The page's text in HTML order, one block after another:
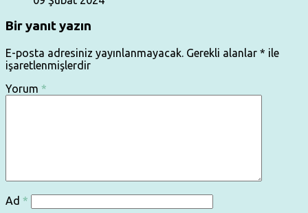
Bir yanıt yazın
E-posta adresiniz yayınlanmayacak. Gerekli alanlar * ile
işaretlenmişlerdir
Yorum *
Ad *